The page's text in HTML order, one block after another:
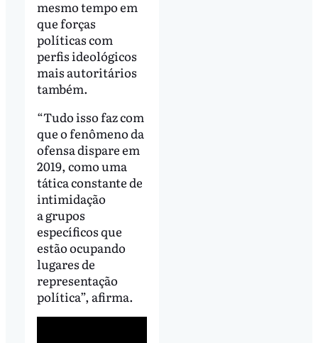
mesmo tempo em
que forças
políticas com
perfis ideológicos
mais autoritários
também.
“Tudo isso faz com
que o fenômeno da
ofensa dispare em
2019, como uma
tática constante de
intimidação
a grupos
específicos que
estão ocupando
lugares de
representação
política”, afirma.